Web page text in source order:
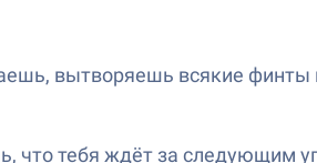
вытворяешь всякие финты
что тебя ждёт за следующим